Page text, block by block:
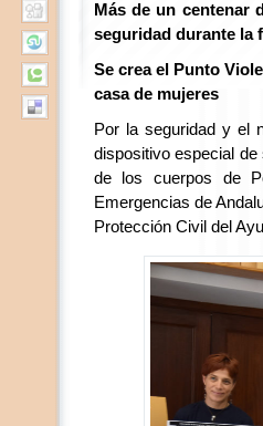
Más de un centenar
seguridad durante la
Se crea el Punto
casa de mujeres
Por la seguridad y el
dispositivo especial
de los cuerpos de
Emergencias de
Protección Civil del